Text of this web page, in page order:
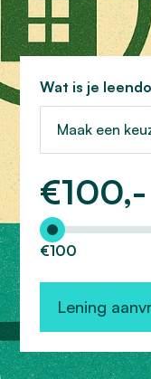
Wat is je
Maak een
€100,-
Hoeveel wilt u
€100
Lening